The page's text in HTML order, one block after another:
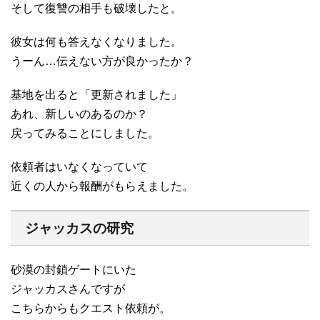
そして復讐の相手も破壊したと。
彼女は何も答えなくなりました。
うーん…伝えない方が良かったか？
基地を出ると「更新されました」
あれ、新しいのあるのか？
戻ってみることにしました。
依頼者はいなくなっていて
近くの人から報酬がもらえました。
ジャッカスの研究
砂漠の封鎖ゲートにいた
ジャッカスさんですが
こちらからもクエスト依頼が。